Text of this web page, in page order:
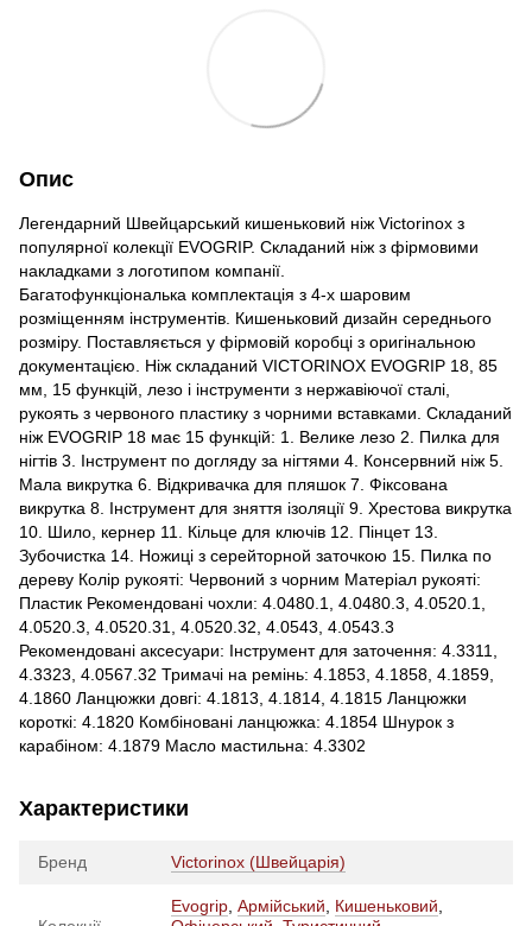
Опис
Легендарний Швейцарський кишеньковий ніж Victorinox з
популярної колекції EVOGRIP. Складаний ніж з фірмовими
накладками з логотипом компанії.
Багатофункціональка комплектація з 4-х шаровим
розміщенням інструментів. Кишеньковий дизайн середнього
розміру. Поставляється у фірмовій коробці з оригінальною
документацією. Ніж складаний VICTORINOX EVOGRIP 18, 85
мм, 15 функцій, лезо і інструменти з нержавіючої сталі,
рукоять з червоного пластику з чорними вставками. Складаний
ніж EVOGRIP 18 має 15 функцій: 1. Велике лезо 2. Пилка для
нігтів 3. Інструмент по догляду за нігтями 4. Консервний ніж 5.
Мала викрутка 6. Відкривачка для пляшок 7. Фіксована
викрутка 8. Інструмент для зняття ізоляції 9. Хрестова викрутка
10. Шило, кернер 11. Кільце для ключів 12. Пінцет 13.
Зубочистка 14. Ножиці з серейторной заточкою 15. Пилка по
дереву Колір рукояті: Червоний з чорним Матеріал рукояті:
Пластик Рекомендовані чохли: 4.0480.1, 4.0480.3, 4.0520.1,
4.0520.3, 4.0520.31, 4.0520.32, 4.0543, 4.0543.3
Рекомендовані аксесуари: Інструмент для заточення: 4.3311,
4.3323, 4.0567.32 Тримачі на ремінь: 4.1853, 4.1858, 4.1859,
4.1860 Ланцюжки довгі: 4.1813, 4.1814, 4.1815 Ланцюжки
короткі: 4.1820 Комбіновані ланцюжка: 4.1854 Шнурок з
карабіном: 4.1879 Масло мастильна: 4.3302
Характеристики
Бренд Victorinox (Швейцарія)
Evogrip Армійський Кишеньковий